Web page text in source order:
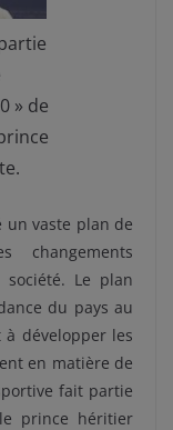
» de
un vaste plan de
changements
Le plan
du pays au
développer les
en matière de
fait partie
prince héritier